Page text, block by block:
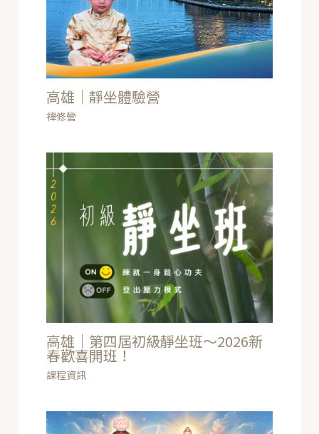
高雄｜靜坐體驗營
禪修營
高雄｜第四屆初級靜坐班～2026新
春歡喜開班！
課程資訊